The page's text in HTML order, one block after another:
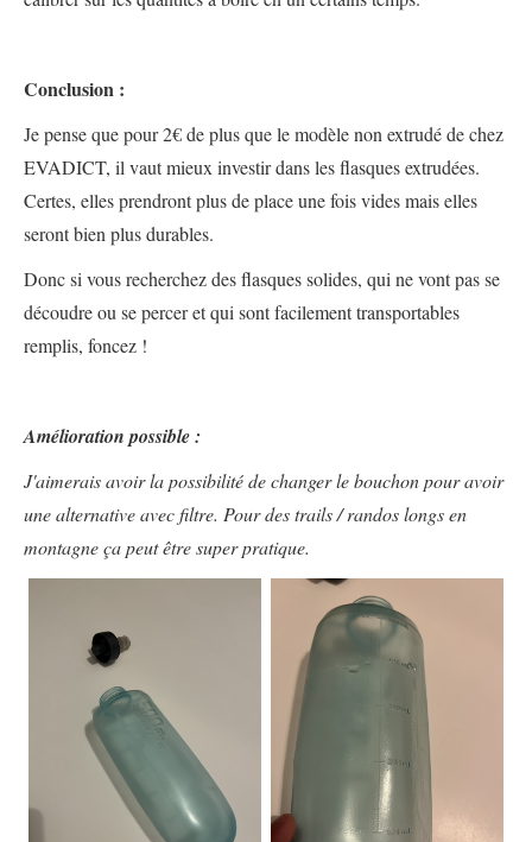
Conclusion :
Je pense que pour 2€ de plus que le modèle non extrudé de chez
EVADICT, il vaut mieux investir dans les flasques extrudées.
Certes, elles prendront plus de place une fois vides mais elles
seront bien plus durables.
Donc si vous recherchez des flasques solides, qui ne vont pas se
découdre ou se percer et qui sont facilement transportables
remplis, foncez !
Amélioration possible :
J'aimerais avoir la possibilité de changer le bouchon pour avoir
une alternative avec filtre. Pour des trails / randos longs en
montagne ça peut être super pratique.